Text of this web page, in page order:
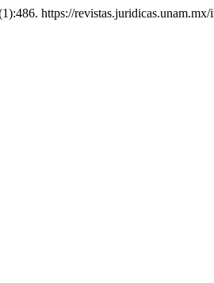
https://